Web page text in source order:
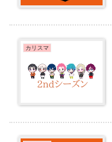
カリスマ